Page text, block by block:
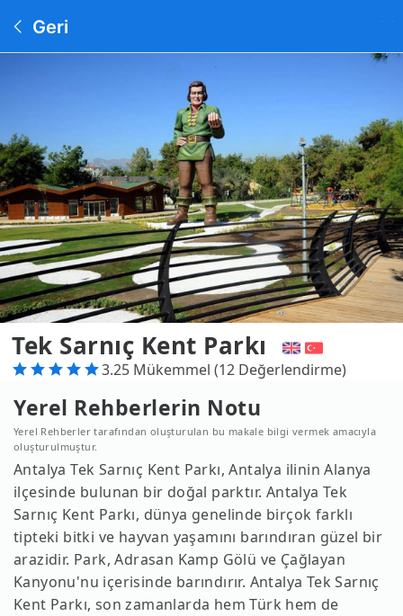
Geri
Tek Sarnıç Kent Parkı
3.25 Mükemmel (12 Değerlendirme)
Yerel Rehberlerin Notu
Yerel Rehberler tarafından oluşturulan bu makale bilgi vermek amacıyla
oluşturulmuştur.
Antalya Tek Sarnıç Kent Parkı, Antalya ilinin Alanya
ilçesinde bulunan bir doğal parktır. Antalya Tek
Sarnıç Kent Parkı, dünya genelinde birçok farklı
tipteki bitki ve hayvan yaşamını barındıran güzel bir
arazidir. Park, Adrasan Kamp Gölü ve Çağlayan
Kanyonu'nu içerisinde barındırır. Antalya Tek Sarnıç
Kent Parkı, son zamanlarda hem Türk hem de